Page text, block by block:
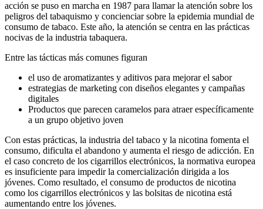
acción se puso en marcha en 1987 para llamar la atención sobre los
peligros del tabaquismo y concienciar sobre la epidemia mundial de
consumo de tabaco. Este año, la atención se centra en las prácticas
nocivas de la industria tabaquera.
Entre las tácticas más comunes figuran
el uso de aromatizantes y aditivos para mejorar el sabor
estrategias de marketing con diseños elegantes y campañas
digitales
Productos que parecen caramelos para atraer específicamente
a un grupo objetivo joven
Con estas prácticas, la industria del tabaco y la nicotina fomenta el
consumo, dificulta el abandono y aumenta el riesgo de adicción. En
el caso concreto de los cigarrillos electrónicos, la normativa europea
es insuficiente para impedir la comercialización dirigida a los
jóvenes. Como resultado, el consumo de productos de nicotina
como los cigarrillos electrónicos y las bolsitas de nicotina está
aumentando entre los jóvenes.